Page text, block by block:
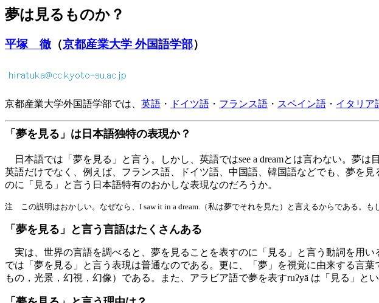
夢は見るものか？
平塚 徹 （京都産業大学 外国語学部）
京都産業大学外国語学部では、 英語 ・ ドイツ語 ・ フランス語 ・ スペイン語 ・ イタリア
「夢を見る」は日本語独特の表現か？
日本語では「夢を見る」と言う。しかし、英語ではsee a dreamとは言わない。夢
英語だけでなく、例えば、フランス語、ドイツ語、中国語、韓国語などでも、夢を
のに「見る」と言う日本語特有のおかしな表現なのだろうか。
注 この説明はおかしい。なぜなら、I saw it in a dream.（私は夢でそれを見た）と言えるからである。も
「夢を見る」と言う言語はたくさんある
実は、世界の言語を調べると、夢を見ることを表すのに「見る」と言う動詞を用
では「夢を見る」と言う表現は普通なのである。更に、「夢」を視覚に由来する言
もの，光景，幻視，幻像）である。また、アラビア語で夢を表すruʔyā は「見る」とい